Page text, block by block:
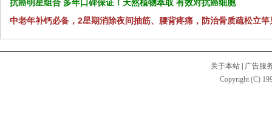
抗癌明星组合 多年口碑保证！天然植物萃取 有效对抗癌细胞
中老年补钙必备，2星期消除夜间抽筋、腰背疼痛，防治骨质疏松立竿
关于本站
广告服
Copyright (C)